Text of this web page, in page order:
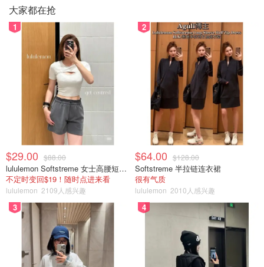
大家都在抢
1
$29.00 $88.00
lululemon Softstreme 女士高腰短裤 10cm
不定时变回$19！随时点进来看
lululemon 2109人感兴趣
2
$64.00 $128.00
Softstreme 半拉链连衣裙
很有气质
lululemon 2010人感兴趣
3 4